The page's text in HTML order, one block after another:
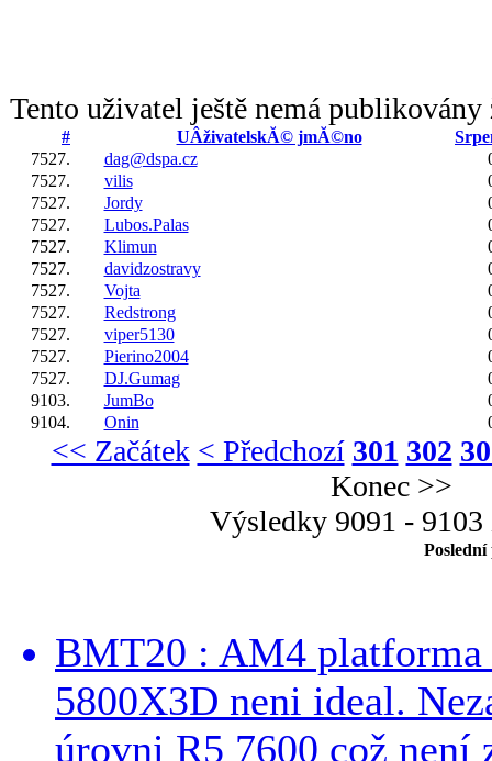
Tento uživatel ještě nemá publikovány
# UÂživatelskĂ© jmĂ©no
7527.
dag@dspa.cz
7527.
vilis
7527.
Jordy
7527.
Lubos.Palas
7527.
Klimun
7527.
davidzostravy
7527.
Vojta
7527.
Redstrong
7527.
viper5130
7527.
Pierino2004
7527.
DJ.Gumag
9103.
JumBo
9104.
Onin
<< Začátek < Předchozí 301 302
Konec >>
Výsledky 9091 - 9103
BMT20 : AM4 platforma
5800X3D neni ideal.
úrovni R5 7600 což není